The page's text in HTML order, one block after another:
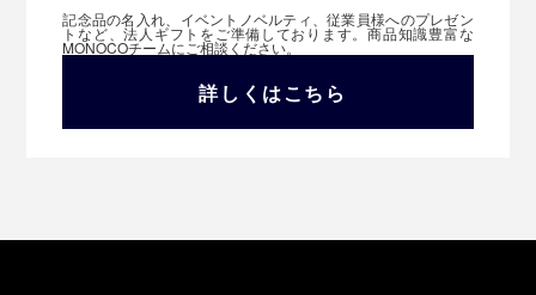
記念品の名入れ、イベントノベルティ、従業員様へのプレゼン
トなど、法人ギフトをご準備しております。商品知識豊富な
MONOCOチームにご相談ください。
詳しくはこちら